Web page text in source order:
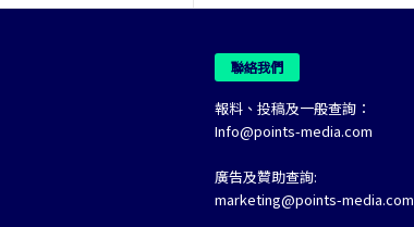
聯絡我們
報料、投稿及一般查詢：
Info@points-media.com
廣告及贊助查詢:
marketing@points-media.com